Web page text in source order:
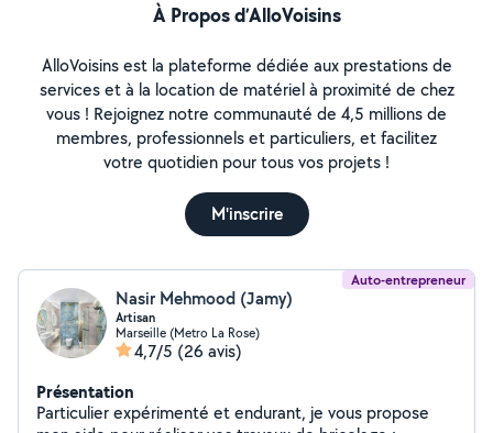
À Propos d’AlloVoisins
AlloVoisins est la plateforme dédiée aux prestations de
services et à la location de matériel à proximité de chez
vous ! Rejoignez notre communauté de 4,5 millions de
membres, professionnels et particuliers, et facilitez
votre quotidien pour tous vos projets !
M'inscrire
Auto-entrepreneur
Nasir Mehmood (Jamy)
Artisan
Marseille (Metro La Rose)
4,7/5 (26 avis)
Présentation
Particulier expérimenté et endurant, je vous propose